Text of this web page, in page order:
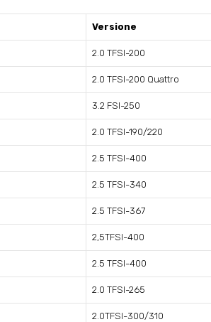
Versione
2.0 TFSI-200
2.0 TFSI-200 Quattro
3.2 FSI-250
2.0 TFSI-190/220
2.5 TFSI-400
2.5 TFSI-340
2.5 TFSI-367
2,5TFSI-400
2.5 TFSI-400
2.0 TFSI-265
2.0TFSI-300/310